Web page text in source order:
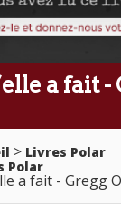
a fait -
Livres Polar
Polar
a fait - Gregg